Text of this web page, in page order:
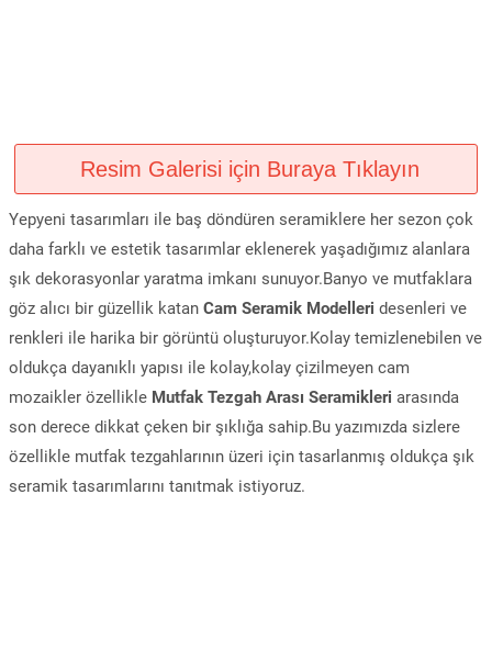
Resim Galerisi için Buraya Tıklayın
Yepyeni tasarımları ile baş döndüren seramiklere her sezon çok
daha farklı ve estetik tasarımlar eklenerek yaşadığımız alanlara
şık dekorasyonlar yaratma imkanı sunuyor.Banyo ve mutfaklara
göz alıcı bir güzellik katan Cam Seramik Modelleri desenleri ve
renkleri ile harika bir görüntü oluşturuyor.Kolay temizlenebilen ve
oldukça dayanıklı yapısı ile kolay,kolay çizilmeyen cam
mozaikler özellikle Mutfak Tezgah Arası Seramikleri arasında
son derece dikkat çeken bir şıklığa sahip.Bu yazımızda sizlere
özellikle mutfak tezgahlarının üzeri için tasarlanmış oldukça şık
seramik tasarımlarını tanıtmak istiyoruz.